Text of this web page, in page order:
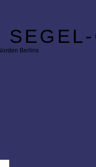
Berlins